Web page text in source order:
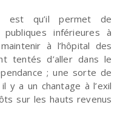
est qu’il permet de
inférieures à
à l’hôpital des
tentés d’aller dans le
; une sorte de
y a un chantage à l’exil
sur les hauts revenus